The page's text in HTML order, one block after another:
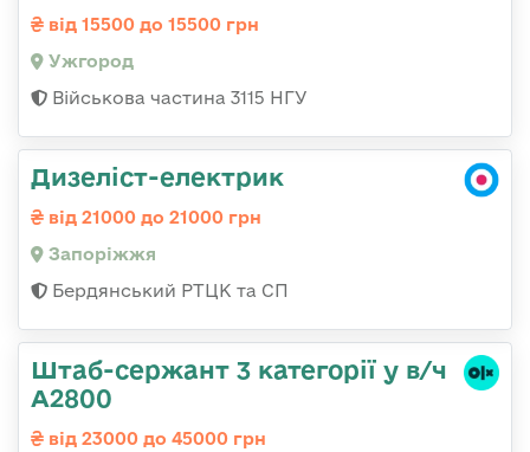
від 15500 до 15500 грн
Ужгород
Військова частина 3115 НГУ
Дизеліст-електрик
від 21000 до 21000 грн
Запоріжжя
Бердянський РТЦК та СП
Штаб-сержант 3 категорії у в/ч
А2800
від 23000 до 45000 грн